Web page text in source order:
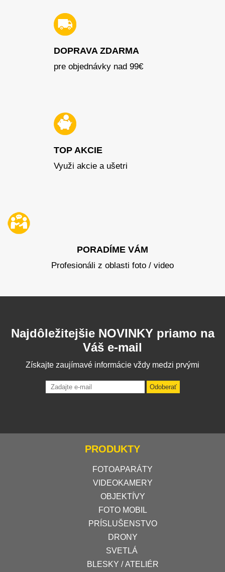
DOPRAVA ZDARMA
pre objednávky nad 99€
TOP AKCIE
Využi akcie a ušetri
PORADÍME VÁM
Profesionáli z oblasti foto / video
Najdôležitejšie NOVINKY priamo na
Váš e-mail
Získajte zaujímavé informácie vždy medzi prvými
Odoberať
PRODUKTY
FOTOAPARÁTY
VIDEOKAMERY
OBJEKTÍVY
FOTO MOBIL
PRÍSLUŠENSTVO
DRONY
SVETLÁ
BLESKY / ATELIÉR